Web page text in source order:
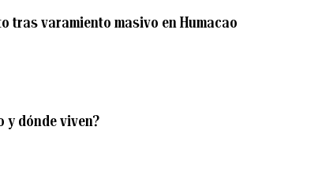
tras varamiento masivo en Humacao
y dónde viven?